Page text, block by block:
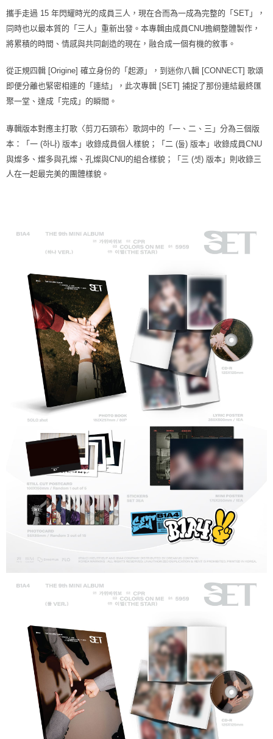
攜手走過 15 年閃耀時光的成員三人，現在合而為一成為完整的「SET」，
同時也以最本質的「三人」重新出發。本專輯由成員CNU擔綱整體製作，
將累積的時間、情感與共同創造的現在，融合成一個有機的敘事。
從正規四輯 [Origine] 確立身份的「起源」，到迷你八輯 [CONNECT] 歌頌
即便分離也緊密相連的「連結」，此次專輯 [SET] 捕捉了那份連結最終匯
聚一堂、達成「完成」的瞬間。
專輯版本對應主打歌〈剪刀石頭布〉歌詞中的「一、二、三」分為三個版
本：「一 (하나) 版本」收錄成員個人樣貌；「二 (둘) 版本」收錄成員CNU
與燦多、燦多與孔燦、孔燦與CNU的組合樣貌；「三 (셋) 版本」則收錄三
人在一起最完美的團體樣貌。